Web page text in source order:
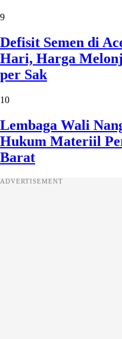
9
Defisit Semen di
Hari, Harga
per Sak
10
Lembaga Wali
Hukum Materiil
Barat
ADVERTISEMENT